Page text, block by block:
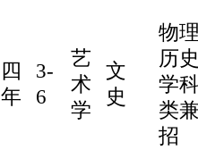
四
年
3-
6
艺
术
学
文
史
物
历
学
类
招